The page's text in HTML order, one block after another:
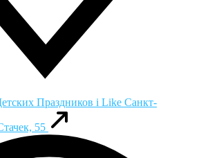
Праздников i Like Санкт-
55